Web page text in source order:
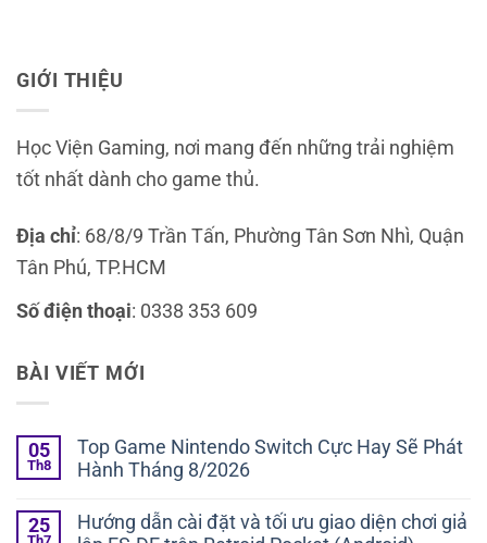
GIỚI THIỆU
Học Viện Gaming, nơi mang đến những trải nghiệm
tốt nhất dành cho game thủ.
Địa chỉ: 68/8/9 Trần Tấn, Phường Tân Sơn Nhì, Quận
Tân Phú, TP.HCM
Số điện thoại: 0338 353 609
BÀI VIẾT MỚI
05
Th8
Top Game Nintendo Switch Cực Hay Sẽ Phát
Hành Tháng 8/2026
25
Hướng dẫn cài đặt và tối ưu giao diện chơi giả